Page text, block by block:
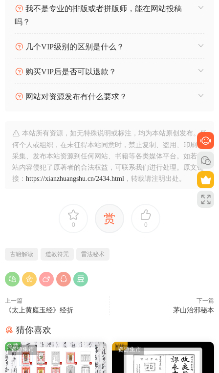
我不是专业的排版或者拼版师，能在网站投稿
吗？
几个VIP级别的区别是什么？
购买VIP后是否可以退款？
网站对资源发布有什么要求？
本站所有资源，如无特殊说明或标注，均为本站原创发布。任
何个人或组织，在未征得本站同意时，禁止复制、盗用、印刷、
采集、发布本站资源到任何网站、书籍等各类媒体平台。如若本
站内容侵犯了原著者的合法权益，可联系我们进行处理。原文链
接： https://xianzhuangshu.cn/2434.html ，转载请注明出处。
0 赏 0
古籍解读 道教符咒 雷法秘术
上一篇
《太上黄庭玉经》经折
下一篇
茅山治邪秘本
猜你喜欢
资源集市
免费 资源集市
VIP